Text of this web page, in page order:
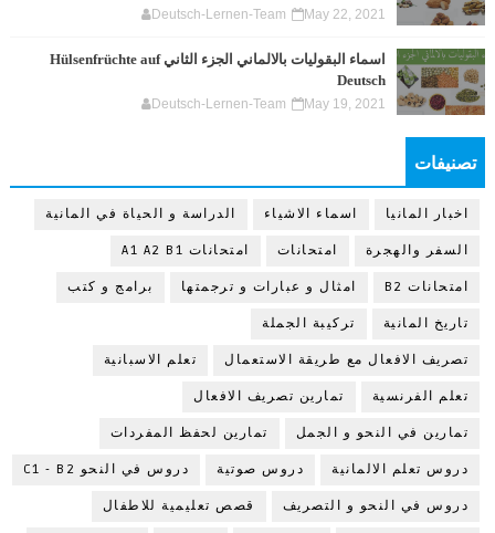
Deutsch-Lernen-Team May 22, 2021
اسماء البقوليات بالالماني الجزء الثاني Hülsenfrüchte auf
Deutsch
Deutsch-Lernen-Team May 19, 2021
تصنيفات
اخبار المانيا اسماء الاشياء الدراسة و الحياة في المانية
السفر والهجرة امتحانات امتحانات A1 A2 B1
امتحانات B2 امثال و عبارات و ترجمتها برامج و كتب
تاريخ المانية تركيبة الجملة
تصريف الافعال مع طريقة الاستعمال تعلم الاسبانية
تعلم الفرنسية تمارين تصريف الافعال
تمارين في النحو و الجمل تمارين لحفظ المفردات
دروس تعلم الالمانية دروس صوتية دروس في النحو C1 - B2
دروس في النحو و التصريف قصص تعليمية للاطفال